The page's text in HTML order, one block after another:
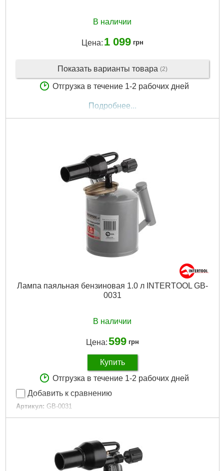
В наличии
Цена: 1 099 грн
Показать варианты товара (2)
Отгрузка в течение 1-2 рабочих дней
Подробнее...
Лампа паяльная бензиновая 1.0 л INTERTOOL GB-
0031
В наличии
Цена:599 грн
Купить
Отгрузка в течение 1-2 рабочих дней
Добавить к сравнению
Артикул: GB-0031
Код товара: 11.09.80
Температура пламени:
от 1000 °С
Габариты упаковки: 280x230x140 мм
1,370 г